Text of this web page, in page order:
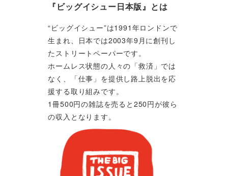
『ビッグイシュー日本版』とは
“ビッグイシュー”は1991年ロンドンで
生まれ、日本では2003年9月に創刊し
たストリートペーパーです。
ホームレス状態の人々の「救済」では
なく、「仕事」を提供し路上脱出を応
援する取り組みです。
1冊500円の雑誌を売ると250円が彼ら
の収入となります。